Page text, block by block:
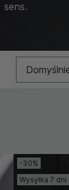
sens.
Cena
Niska)
-30%
Wysyłka 7 dni